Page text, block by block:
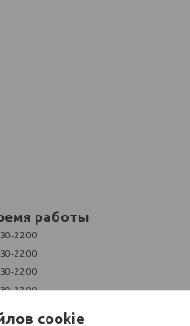
работы
22:00
22:00
22:00
22:00
cookie